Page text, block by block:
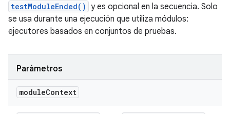
testModuleEnded() y es opcional en la secuencia. Solo
se usa durante una ejecución que utiliza módulos:
ejecutores basados en conjuntos de pruebas.
Parámetros
moduleContext